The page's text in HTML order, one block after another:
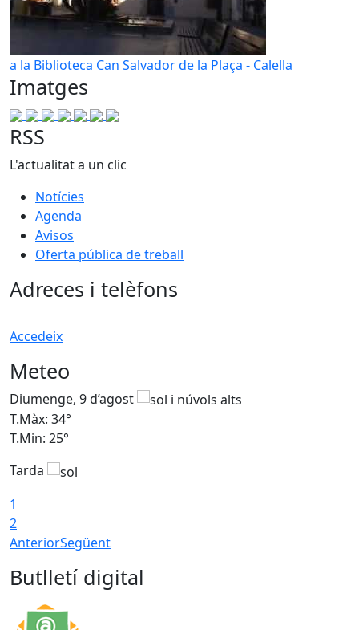
a la Biblioteca Can Salvador de la Plaça - Calella
Imatges
RSS
L'actualitat a un clic
Notícies
Agenda
Avisos
Oferta pública de treball
Adreces i telèfons
Accedeix
Meteo
Diumenge, 9 d’agost
T.Màx: 34°
T.Min: 25°
Tarda
1
2
AnteriorSegüent
Butlletí digital